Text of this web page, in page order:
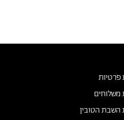
פרטיות
משלוחים
השבת הטובין